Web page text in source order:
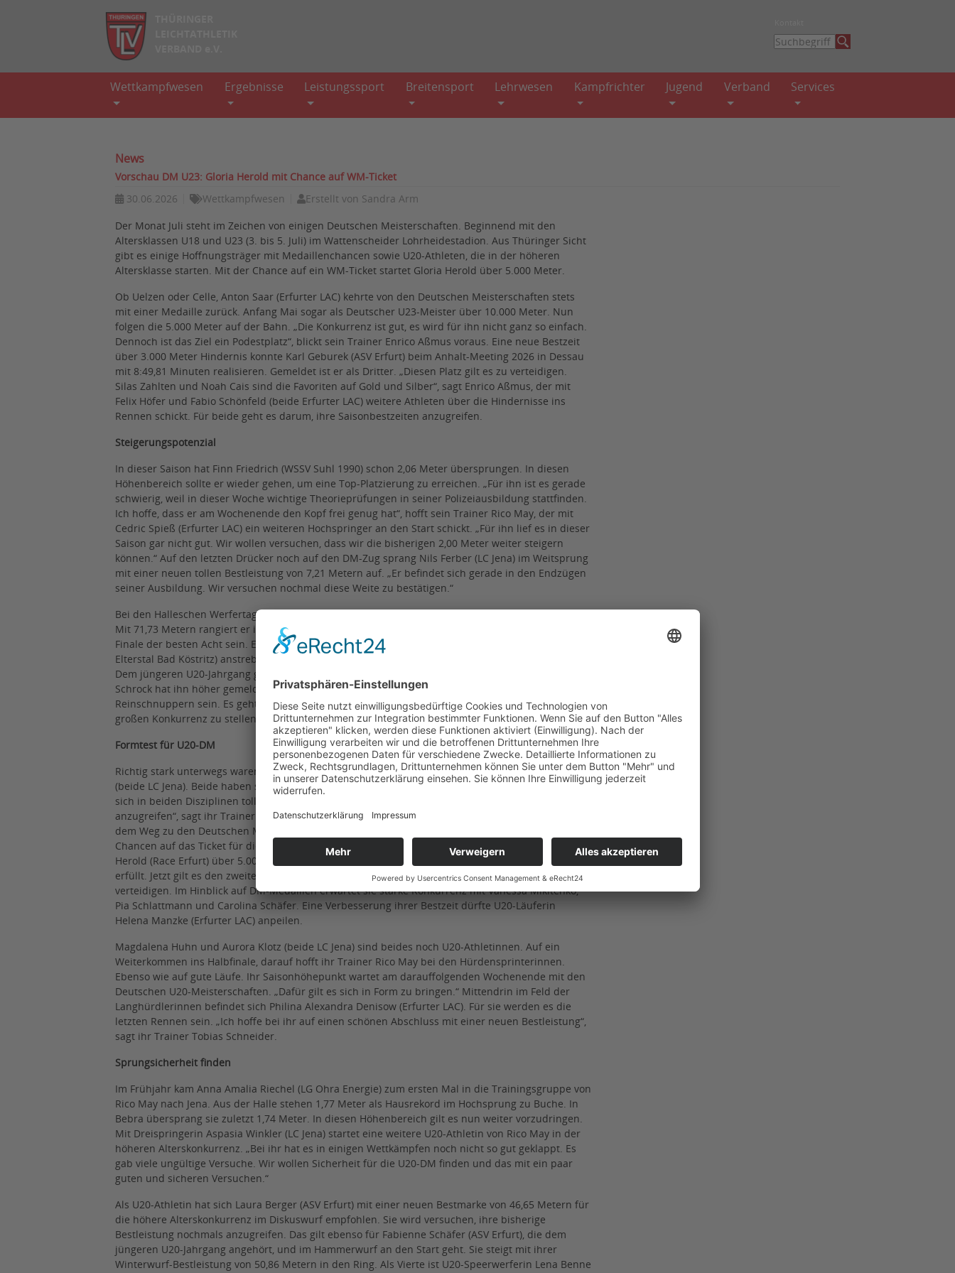
Wettkampfwesen Ergebnisse Leistungssport Breitensport Lehrwesen Kampfrichter Jugend Verband Services
News
Vorschau DM U23: Gloria Herold mit Chance auf WM-Ticket
30.06.2026
Wettkampfwesen Erstellt von Sandra Arm
Der Monat Juli steht im Zeichen von einigen Deutschen Meisterschaften. Beginnend mit den
Altersklassen U18 und U23 (3. bis 5. Juli) im Wattenscheider Lohrheidestadion. Aus Thüringer Sicht
gibt es einige Hoffnungsträger mit Medaillenchancen sowie U20-Athleten, die in der höheren
Altersklasse starten. Mit der Chance auf ein WM-Ticket startet Gloria Herold über 5.000 Meter.
Ob Uelzen oder Celle, Anton Saar (Erfurter LAC) kehrte von den Deutschen Meisterschaften stets
mit einer Medaille zurück. Anfang Mai sogar als Deutscher U23-Meister über 10.000 Meter. Nun
folgen die 5.000 Meter auf der Bahn. „Die Konkurrenz ist gut, es wird für ihn nicht ganz so einfach.
Dennoch ist das Ziel ein Podestplatz“, blickt sein Trainer Enrico Aßmus voraus. Eine neue Bestzeit
über 3.000 Meter Hindernis konnte Karl Geburek (ASV Erfurt) beim Anhalt-Meeting 2026 in Dessau
mit 8:49,81 Minuten realisieren. Gemeldet ist er als Dritter. „Diesen Platz gilt es zu verteidigen.
Silas Zahlten und Noah Cais sind die Favoriten auf Gold und Silber“, sagt Enrico Aßmus, der mit
Felix Höfer und Fabio Schönfeld (beide Erfurter LAC) weitere Athleten über die Hindernisse ins
Rennen schickt. Für beide geht es darum, ihre Saisonbestzeiten anzugreifen.
Steigerungspotenzial
In dieser Saison hat Finn Friedrich (WSSV Suhl 1990) schon 2,06 Meter übersprungen. In diesen
Höhenbereich sollte er wieder gehen, um eine Top-Platzierung zu erreichen. „Für ihn ist es gerade
schwierig, weil in dieser Woche wichtige Theorieprüfungen in seiner Polizeiausbildung stattfinden.
Ich hoffe, dass er am Wochenende den Kopf frei genug hat“, hofft sein Trainer Rico May, der mit
Cedric Spieß (Erfurter LAC) ein weiteren Hochspringer an den Start schickt. „Für ihn lief es in dieser
Saison gar nicht gut. Wir wollen versuchen, dass wir die bisherigen 2,00 Meter weiter steigern
können.“ Auf den letzten Drücker noch auf den DM-Zug sprang Nils Ferber (LC Jena) im Weitsprung
mit einer neuen tollen Bestleistung von 7,21 Metern auf. „Er befindet sich gerade in den Endzügen
seiner Ausbildung. Wir versuchen nochmal diese Weite zu bestätigen.“
Bei den Halleschen Werfertagen gelangen Josh Anhalt (LC Jena) die ersten Würfe über 70 Meter.
Mit 71,73 Metern rangiert er im oberen Feld der Meldeliste. Das oberste Ziel dürfte der Einzug ins
Finale der besten Acht sein. Eine Steigerung seiner Jahresbestweite dürfte Pascal Künne (LAV
Elterstal Bad Köstritz) anstreben, für ihn stehen bisher 61,95 Meter in der Leistungsdatenbank.
Dem jüngeren U20-Jahrgang gehört Zeno-Rafael Musso (Eisenacher LV) an. Sein Trainer Tobias
Schrock hat ihn höher gemeldet. „Er ist aktuell gut drauf und vernünftig in Form. Es soll für ihn ein
Reinschnuppern sein. Es geht darum, Erfahrungen bei den Älteren zu sammeln und sich der
großen Konkurrenz zu stellen.“
Formtest für U20-DM
Richtig stark unterwegs waren in dieser Saison die Zwillingsschwestern Emily und Clara Seidel
(beide LC Jena). Beide haben sich jeweils über 200 und 100 Meter Hürden qualifiziert. „Emily hat
sich in beiden Disziplinen toll gesteigert. Da wollen wir versuchen, die persönliche Bestleistung
anzugreifen“, sagt ihr Trainer Rico May. Bei Clara Seidel sind die Starts ein guter Leistungstest auf
dem Weg zu den Deutschen Mehrkampfmeisterschaften in Hannover (28. bis 30. August). Gute
Chancen auf das Ticket für die U20-Weltmeisterschaften in Eugene (USA; 5. bis 9. August) hat Gloria
Herold (Race Erfurt) über 5.000 Meter. Die Norm hat die U20-Europameisterin im Berglauf bereits
erfüllt. Jetzt gilt es den zweiten Platz hinter Julia Ehrle (LG farbtex Nordschwarzwald) zu
verteidigen. Im Hinblick auf DM-Medaillen erwartet sie starke Konkurrenz mit Vanessa Mikitenko,
Pia Schlattmann und Carolina Schäfer. Eine Verbesserung ihrer Bestzeit dürfte U20-Läuferin
Helena Manzke (Erfurter LAC) anpeilen.
Magdalena Huhn und Aurora Klotz (beide LC Jena) sind beides noch U20-Athletinnen. Auf ein
Weiterkommen ins Halbfinale, darauf hofft ihr Trainer Rico May bei den Hürdensprinterinnen.
Ebenso wie auf gute Läufe. Ihr Saisonhöhepunkt wartet am darauffolgenden Wochenende mit den
Deutschen U20-Meisterschaften. „Dafür gilt es sich in Form zu bringen.“ Mittendrin im Feld der
Langhürdlerinnen befindet sich Philina Alexandra Denisow (Erfurter LAC). Für sie werden es die
letzten Rennen sein. „Ich hoffe bei ihr auf einen schönen Abschluss mit einer neuen Bestleistung“,
sagt ihr Trainer Tobias Schneider.
Sprungsicherheit finden
Im Frühjahr kam Anna Amalia Riechel (LG Ohra Energie) zum ersten Mal in die Trainingsgruppe von
Rico May nach Jena. Aus der Halle stehen 1,77 Meter als Hausrekord im Hochsprung zu Buche. In
Bebra übersprang sie zuletzt 1,74 Meter. In diesen Höhenbereich gilt es nun weiter vorzudringen.
Mit Dreispringerin Aspasia Winkler (LC Jena) startet eine weitere U20-Athletin von Rico May in der
höheren Alterskonkurrenz. „Bei ihr hat es in einigen Wettkämpfen noch nicht so gut geklappt. Es
gab viele ungültige Versuche. Wir wollen Sicherheit für die U20-DM finden und das mit ein paar
guten und sicheren Versuchen.“
Als U20-Athletin hat sich Laura Berger (ASV Erfurt) mit einer neuen Bestmarke von 46,65 Metern für
die höhere Alterskonkurrenz im Diskuswurf empfohlen. Sie wird versuchen, ihre bisherige
Bestleistung nochmals anzugreifen. Das gilt ebenso für Fabienne Schäfer (ASV Erfurt), die dem
jüngeren U20-Jahrgang angehört, und im Hammerwurf an den Start geht. Sie steigt mit ihrer
Winterwurf-Bestleistung von 50,86 Metern in den Ring. Als Vierte ist U20-Speerwerferin Lena Benne